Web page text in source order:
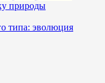
природы
типа: эволюция